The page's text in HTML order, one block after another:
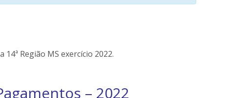
Região MS exercício 2022.
– 2022